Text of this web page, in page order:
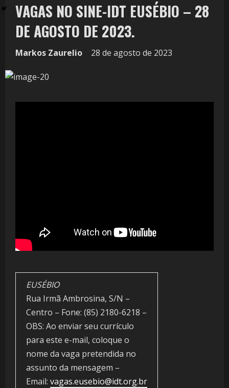
VAGAS NO SINE-IDT EUSÉBIO – 28
DE AGOSTO DE 2023.
Markos Zaurelio 28 de agosto de 2023
EUSÉBIO
Rua Irmã Ambrosina, S/N –
Centro – Fone: (85) 2180-6218 –
OBS: Ao enviar seu currículo
para este e-mail, coloque o
nome da vaga pretendida no
assunto da mensagem –
Email: vagas.eusebio@idt.org.br